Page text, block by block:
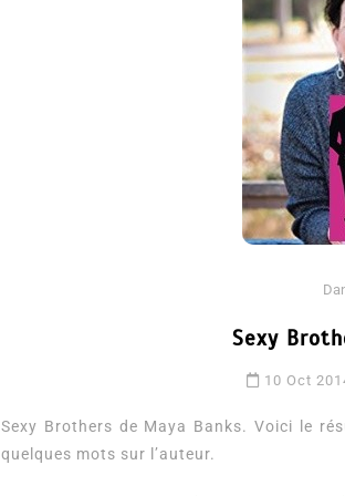
Sexy
10 Oct
Sexy Brothers de Maya Banks. Voici le
quelques mots sur l’auteur.
Romances – l’actualité :
3 052 words
littérature sentimentale romance